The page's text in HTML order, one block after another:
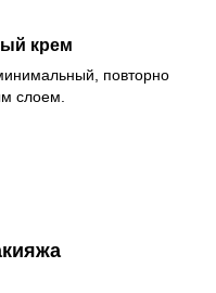
крем
повторно
слоем.